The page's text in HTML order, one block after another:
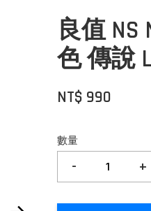
良值 NS
色 傳說
NT$ 990
數量
- +